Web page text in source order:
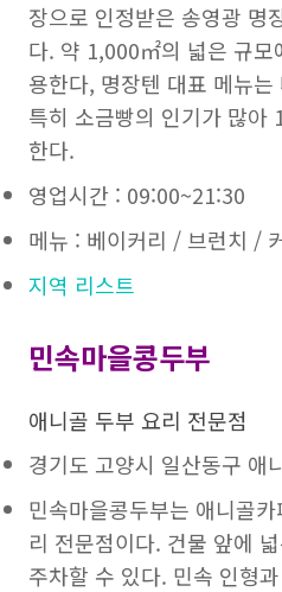
장으로 인정받은 송영광 명
다. 약 1,000㎡의 넓은 규
용한다, 명장텐 대표 메뉴
특히 소금빵의 인기가 많아
한다.
영업시간 : 09:00~21:30
메뉴 : 베이커리 / 브런치 /
지역 리스트
민속마을콩두부
애니골 두부 요리 전문점
경기도 고양시 일산동구 애
민속마을콩두부는 애니골
리 전문점이다. 건물 앞에
주차할 수 있다. 민속 인형